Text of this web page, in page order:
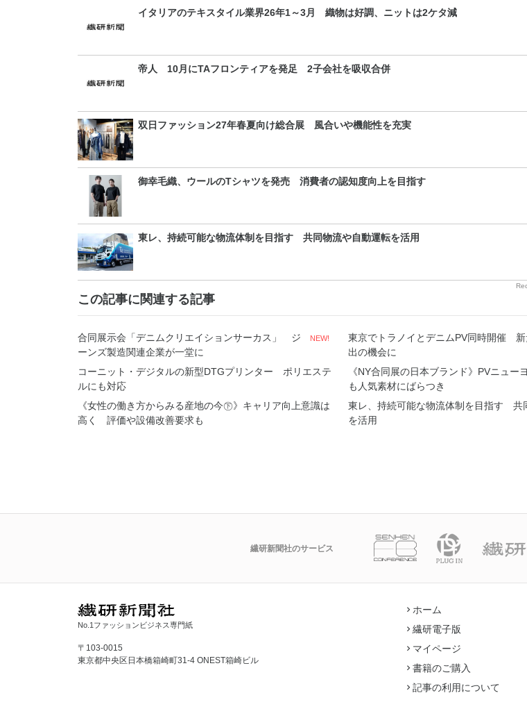
イタリアのテキスタイル業界26年1～3月 織物は好調、ニットは2ケタ減
帝人 10月にTAフロンティアを発足 2子会社を吸収合併
双日ファッション27年春夏向け総合展 風合いや機能性を充実
御幸毛織、ウールのTシャツを発売 消費者の認知度向上を目指す
東レ、持続可能な物流体制を目指す 共同物流や自動運転を活用
この記事に関連する記事
合同展示会「デニムクリエイションサーカス」 ジ
ーンズ製造関連企業が一堂に
NEW!
東京でトラノイとデニムPV同時開催 新
出の機会に
コーニット・デジタルの新型DTGプリンター ポリエステ
ルにも対応
《NY合同展の日本ブランド》PVニュ
も人気素材にばらつき
《女性の働き方からみる産地の今㊦》キャリア向上意識は
高く 評価や設備改善要求も
東レ、持続可能な物流体制を目指す 共
を活用
繊研新聞社のサービス
No.1ファッションビジネス専門紙
〒103-0015
東京都中央区日本橋箱崎町31-4 ONEST箱崎ビル
ホーム
繊研電子版
マイページ
書籍のご購入
記事の利用について